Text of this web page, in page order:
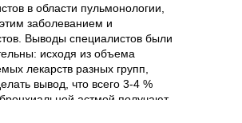
в области пульмонологии,
заболеванием и
Выводы специалистов были
исходя из объема
лекарств разных групп,
вывод, что всего 3-4 %
астмой получают